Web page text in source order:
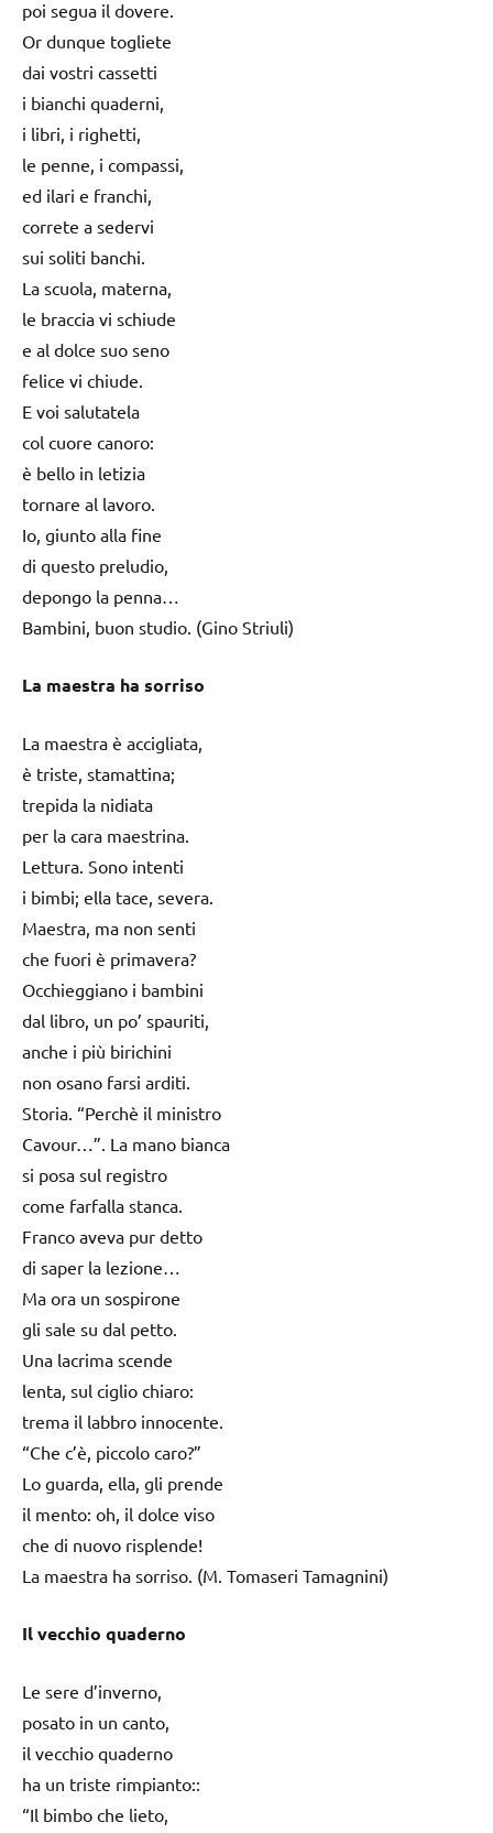
poi segua il dovere.
Or dunque togliete
dai vostri cassetti
i bianchi quaderni,
i libri, i righetti,
le penne, i compassi,
ed ilari e franchi,
correte a sedervi
sui soliti banchi.
La scuola, materna,
le braccia vi schiude
e al dolce suo seno
felice vi chiude.
E voi salutatela
col cuore canoro:
è bello in letizia
tornare al lavoro.
Io, giunto alla fine
di questo preludio,
depongo la penna…
Bambini, buon studio. (Gino Striuli)
La maestra ha sorriso
La maestra è accigliata,
è triste, stamattina;
trepida la nidiata
per la cara maestrina.
Lettura. Sono intenti
i bimbi; ella tace, severa.
Maestra, ma non senti
che fuori è primavera?
Occhieggiano i bambini
dal libro, un po’ spauriti,
anche i più birichini
non osano farsi arditi.
Storia. “Perchè il ministro
Cavour…”. La mano bianca
si posa sul registro
come farfalla stanca.
Franco aveva pur detto
di saper la lezione…
Ma ora un sospirone
gli sale su dal petto.
Una lacrima scende
lenta, sul ciglio chiaro:
trema il labbro innocente.
“Che c’è, piccolo caro?”
Lo guarda, ella, gli prende
il mento: oh, il dolce viso
che di nuovo risplende!
La maestra ha sorriso. (M. Tomaseri Tamagnini)
Il vecchio quaderno
Le sere d’inverno,
posato in un canto,
il vecchio quaderno
ha un triste rimpianto::
“Il bimbo che lieto,